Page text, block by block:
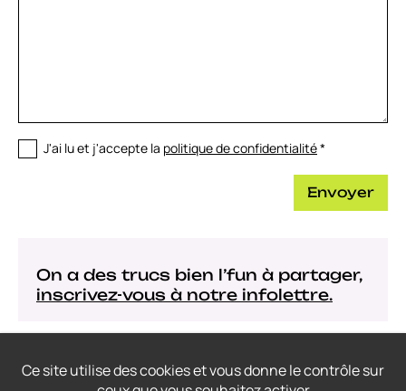
Ce site utilise des cookies et vous donne le contrôle sur
J'ai lu et j'accepte la politique de confidentialité*
Envoyer
On a des trucs bien l’fun à partager,
inscrivez-vous à notre infolettre.